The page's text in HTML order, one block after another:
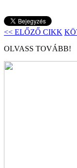
<< ELŐZŐ CIKK
OLVASS TOVÁBB!